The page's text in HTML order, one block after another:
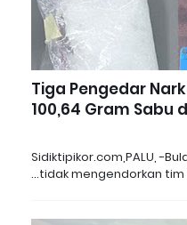
Tiga Pengedar
100,64 Gram Sabu
Sidiktipikor.com,PALU, -
tidak mengendorkan tim